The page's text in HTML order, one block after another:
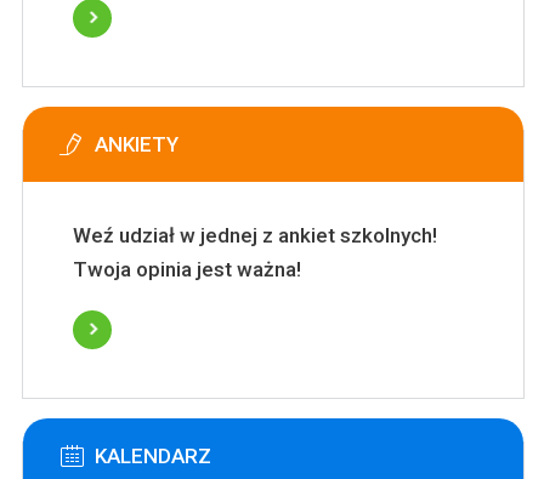
ANKIETY
Weź udział w jednej z ankiet szkolnych!
Twoja opinia jest ważna!
KALENDARZ